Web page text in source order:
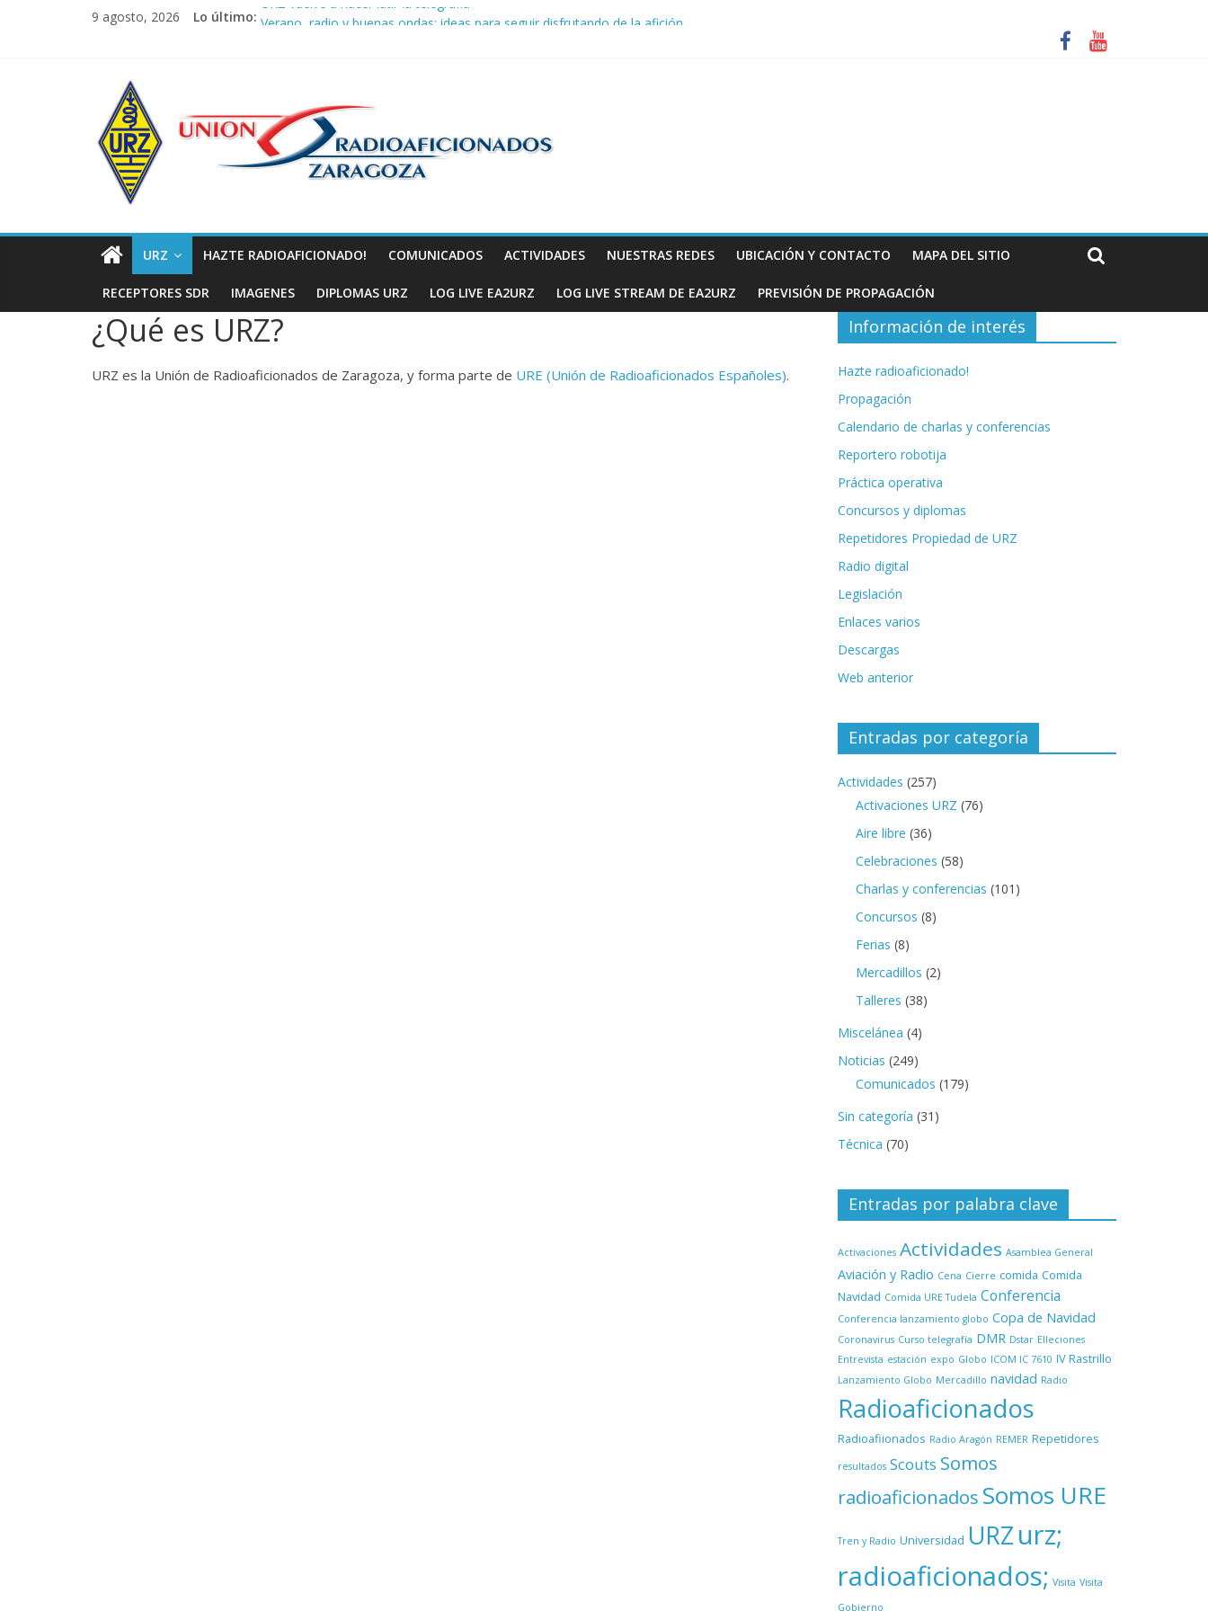
9 agosto, 2026 Lo último: URZ vuelve a hacer latir la telegrafía
Unión
de
Radioaficionados
de
Zaragoza
URZ
URZ HAZTE RADIOAFICIONADO! COMUNICADOS ACTIVIDADES NUESTRAS REDES UBICACIÓN Y CONTACTO MAPA DEL SITIO
RECEPTORES SDR IMAGENES DIPLOMAS URZ LOG LIVE EA2URZ LOG LIVE STREAM DE EA2URZ PREVISIÓN DE PROPAGACIÓN
¿Qué es URZ?
URZ es la Unión de Radioaficionados de Zaragoza, y forma parte de URE (Unión de Radioaficionados Españoles).
Información de interés
Hazte radioaficionado!
Propagación
Calendario de charlas y conferencias
Reportero robotija
Práctica operativa
Concursos y diplomas
Repetidores Propiedad de URZ
Radio digital
Legislación
Enlaces varios
Descargas
Web anterior
Entradas por categoría
Actividades (257)
Activaciones URZ (76)
Aire libre (36)
Celebraciones (58)
Charlas y conferencias (101)
Concursos (8)
Ferias (8)
Mercadillos (2)
Talleres (38)
Miscelánea (4)
Noticias (249)
Comunicados (179)
Sin categoría (31)
Técnica (70)
Entradas por palabra clave
Activaciones Actividades Asamblea General
Aviación y Radio Cena Cierre comida Comida
Navidad Comida URE Tudela Conferencia
Conferencia lanzamiento globo Copa de Navidad
Coronavirus Curso telegrafía DMR Dstar Elleciones
Entrevista estación expo Globo ICOM IC 7610 IV Rastrillo
Lanzamiento Globo Mercadillo navidad Radio
Radioaficionados
Radioafiionados Radio Aragón REMER Repetidores
resultados Scouts Somos
radioaficionados Somos URE
Tren y Radio Universidad URZurz;
radioaficionados; Visita Visita
Gobierno